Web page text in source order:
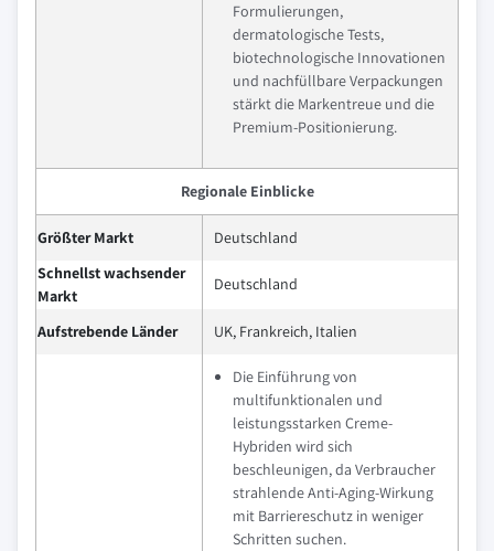
Formulierungen,
dermatologische Tests,
biotechnologische Innovationen
und nachfüllbare Verpackungen
stärkt die Markentreue und die
Premium-Positionierung.
Regionale Einblicke
Größter Markt
Deutschland
Schnellst wachsender
Markt
Deutschland
Aufstrebende Länder UK, Frankreich, Italien
Die Einführung von
multifunktionalen und
leistungsstarken Creme-
Hybriden wird sich
beschleunigen, da Verbraucher
strahlende Anti-Aging-Wirkung
mit Barriereschutz in weniger
Schritten suchen.